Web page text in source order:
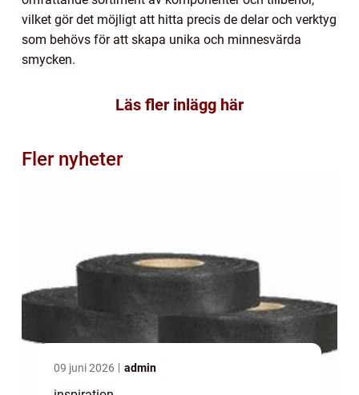
vilket gör det möjligt att hitta precis de delar och verktyg
som behövs för att skapa unika och minnesvärda
smycken.
Läs fler inlägg här
Fler nyheter
09 juni 2026 admin